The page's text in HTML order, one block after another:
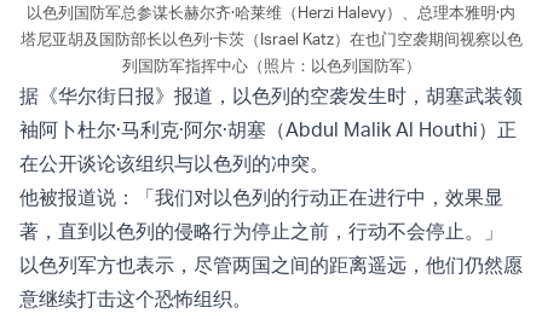
以色列国防军总参谋长赫尔齐·哈莱维（Herzi Halevy）、总理本雅明·内
塔尼亚胡及国防部长以色列·卡茨（Israel Katz）在也门空袭期间视察以色
列国防军指挥中心（照片：以色列国防军）
据《华尔街日报》报道，以色列的空袭发生时，胡塞武装领
袖阿卜杜尔·马利克·阿尔·胡塞（Abdul Malik Al Houthi）正
在公开谈论该组织与以色列的冲突。
他被报道说：「我们对以色列的行动正在进行中，效果显
著，直到以色列的侵略行为停止之前，行动不会停止。」
以色列军方也表示，尽管两国之间的距离遥远，他们仍然愿
意继续打击这个恐怖组织。